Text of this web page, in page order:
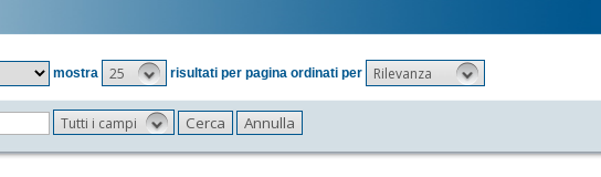
mostra
25 risultati per pagina ordinati per Rilevanza
Tutti i campi